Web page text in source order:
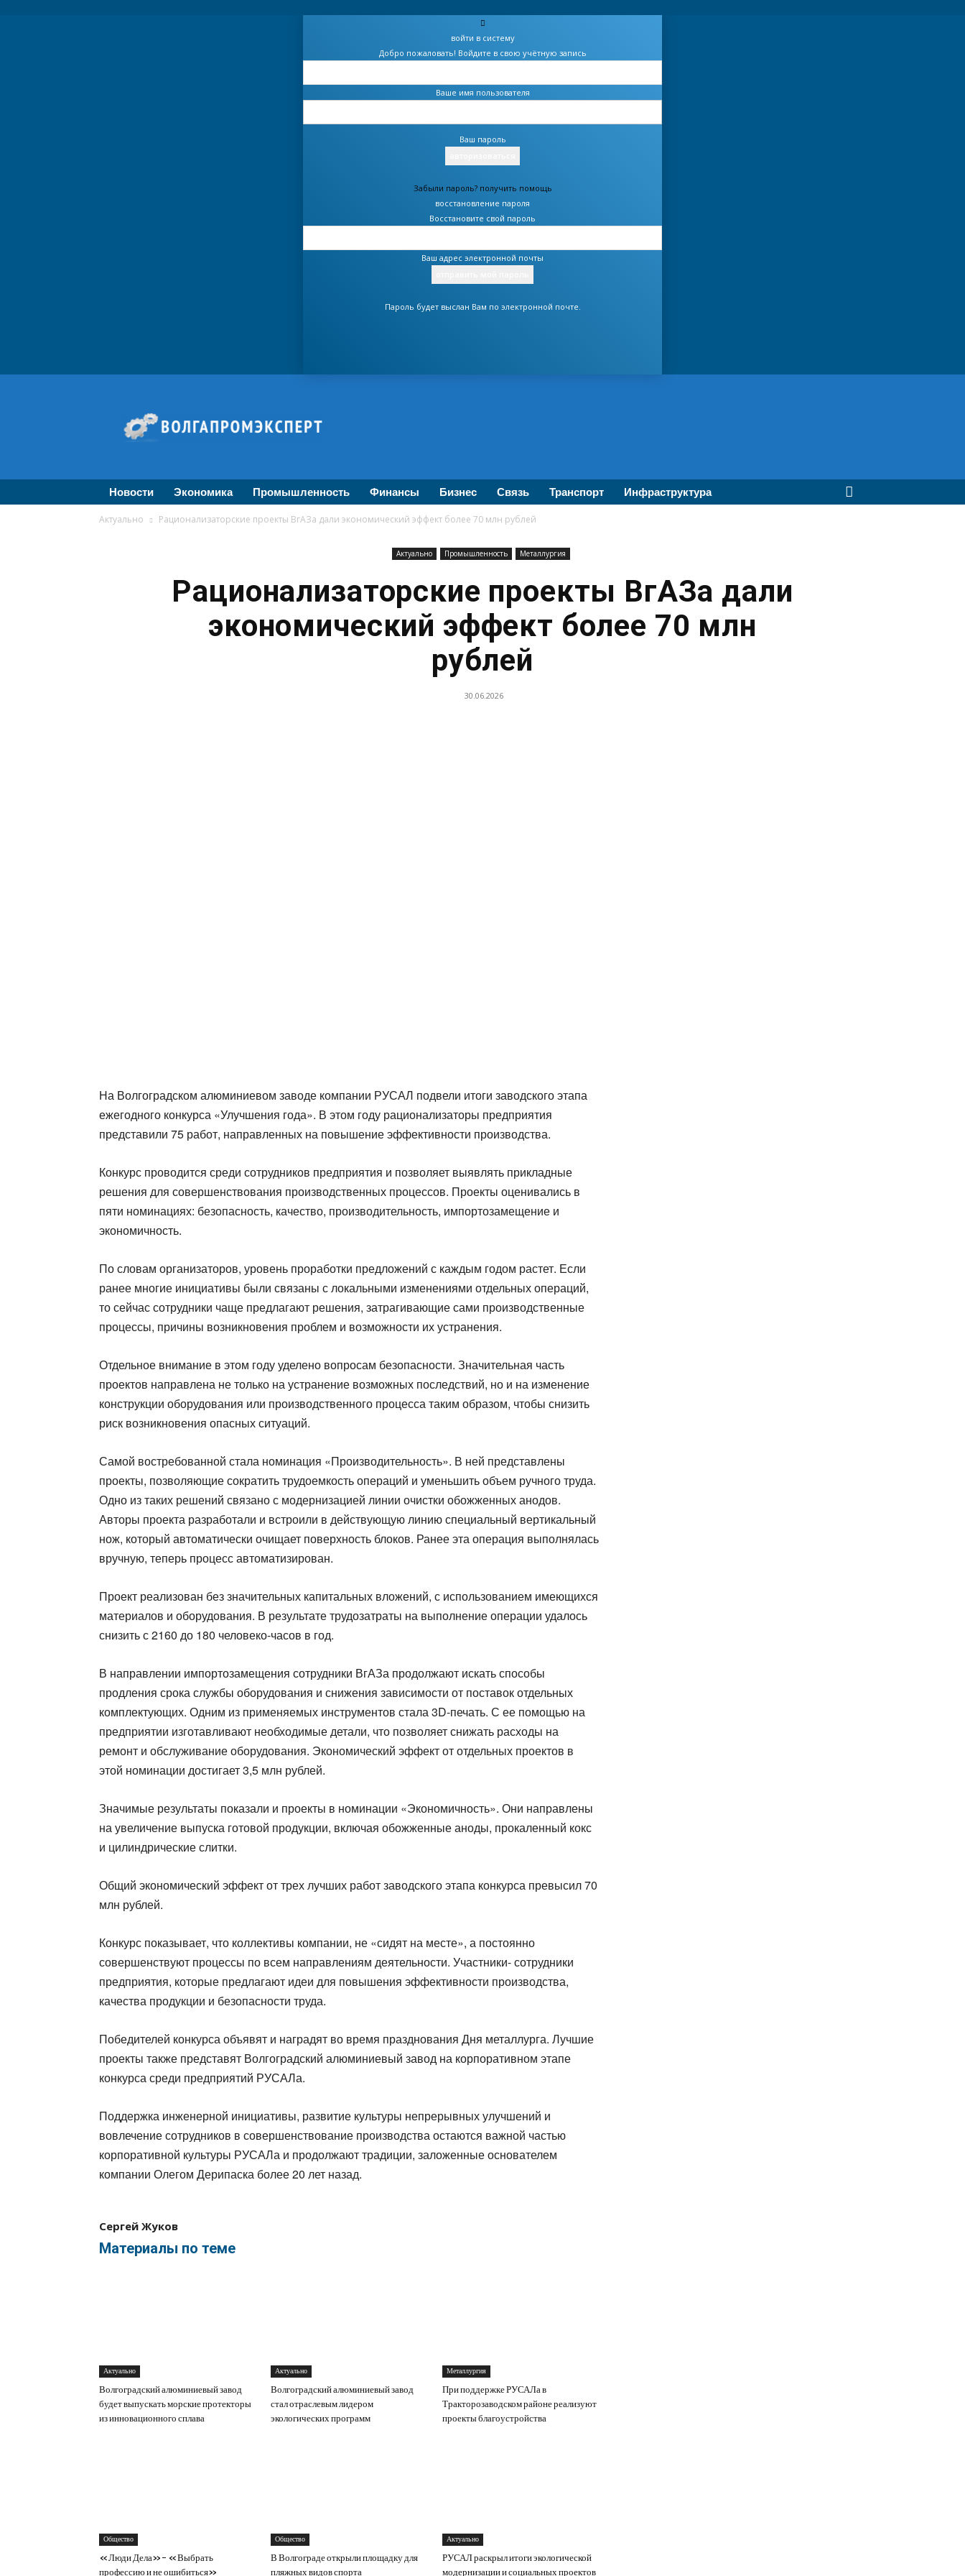
войти в систему
Добро пожаловать! Войдите в свою учётную запись
Ваше имя пользователя
Ваш пароль
Забыли пароль? получить помощь
восстановление пароля
Восстановите свой пароль
Ваш адрес электронной почты
Пароль будет выслан Вам по электронной почте.
—
Новости
бизнеса
Новости Экономика Промышленность Финансы Бизнес Связь Транспорт Инфраструктура
Актуально Рационализаторские проекты ВгАЗа дали экономический эффект более 70 млн рублей
Актуально Промышленность Металлургия
Рационализаторские проекты ВгАЗа дали
экономический эффект более 70 млн
рублей
30.06.2026
На Волгоградском алюминиевом заводе компании РУСАЛ подвели итоги заводского этапа
ежегодного конкурса «Улучшения года». В этом году рационализаторы предприятия
представили 75 работ, направленных на повышение эффективности производства.
Конкурс проводится среди сотрудников предприятия и позволяет выявлять прикладные
решения для совершенствования производственных процессов. Проекты оценивались в
пяти номинациях: безопасность, качество, производительность, импортозамещение и
экономичность.
По словам организаторов, уровень проработки предложений с каждым годом растет. Если
ранее многие инициативы были связаны с локальными изменениями отдельных операций,
то сейчас сотрудники чаще предлагают решения, затрагивающие сами производственные
процессы, причины возникновения проблем и возможности их устранения.
Отдельное внимание в этом году уделено вопросам безопасности. Значительная часть
проектов направлена не только на устранение возможных последствий, но и на изменение
конструкции оборудования или производственного процесса таким образом, чтобы снизить
риск возникновения опасных ситуаций.
Самой востребованной стала номинация «Производительность». В ней представлены
проекты, позволяющие сократить трудоемкость операций и уменьшить объем ручного труда.
Одно из таких решений связано с модернизацией линии очистки обожженных анодов.
Авторы проекта разработали и встроили в действующую линию специальный вертикальный
нож, который автоматически очищает поверхность блоков. Ранее эта операция выполнялась
вручную, теперь процесс автоматизирован.
Проект реализован без значительных капитальных вложений, с использованием имеющихся
материалов и оборудования. В результате трудозатраты на выполнение операции удалось
снизить с 2160 до 180 человеко-часов в год.
В направлении импортозамещения сотрудники ВгАЗа продолжают искать способы
продления срока службы оборудования и снижения зависимости от поставок отдельных
комплектующих. Одним из применяемых инструментов стала 3D-печать. С ее помощью на
предприятии изготавливают необходимые детали, что позволяет снижать расходы на
ремонт и обслуживание оборудования. Экономический эффект от отдельных проектов в
этой номинации достигает 3,5 млн рублей.
Значимые результаты показали и проекты в номинации «Экономичность». Они направлены
на увеличение выпуска готовой продукции, включая обожженные аноды, прокаленный кокс
и цилиндрические слитки.
Общий экономический эффект от трех лучших работ заводского этапа конкурса превысил 70
млн рублей.
Конкурс показывает, что коллективы компании, не «сидят на месте», а постоянно
совершенствуют процессы по всем направлениям деятельности. Участники- сотрудники
предприятия, которые предлагают идеи для повышения эффективности производства,
качества продукции и безопасности труда.
Победителей конкурса объявят и наградят во время празднования Дня металлурга. Лучшие
проекты также представят Волгоградский алюминиевый завод на корпоративном этапе
конкурса среди предприятий РУСАЛа.
Поддержка инженерной инициативы, развитие культуры непрерывных улучшений и
вовлечение сотрудников в совершенствование производства остаются важной частью
корпоративной культуры РУСАЛа и продолжают традиции, заложенные основателем
компании Олегом Дерипаска более 20 лет назад.
Сергей Жуков
Материалы по теме
Актуально
Волгоградский алюминиевый завод
будет выпускать морские протекторы
из инновационного сплава
Актуально
Волгоградский алюминиевый завод
стал отраслевым лидером
экологических программ
Металлургия
При поддержке РУСАЛа в
Тракторозаводском районе реализуют
проекты благоустройства
Общество
«Люди Дела»- «Выбрать
профессию и не ошибиться»
Общество
В Волгограде открыли площадку для
пляжных видов спорта
Актуально
РУСАЛ раскрыл итоги экологической
модернизации и социальных проектов